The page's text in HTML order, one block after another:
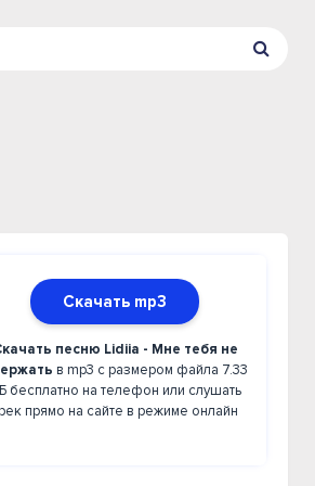
Скачать mp3
песню Lidiia - Мне тебя не
в mp3 с размером файла 7.33
бесплатно на телефон или слушать
прямо на сайте в режиме онлайн